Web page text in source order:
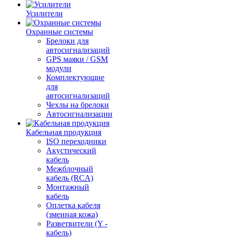
Усилители
Охранные системы
Брелоки для
автосигнализаций
GPS маяки / GSM
модули
Комплектующие
для
автосигнализаций
Чехлы на брелоки
Автосигнализации
Кабельная продукция
ISO переходники
Акустический
кабель
Межблочный
кабель (RCA)
Монтажный
кабель
Оплетка кабеля
(змеиная кожа)
Разветвители (Y -
кабель)